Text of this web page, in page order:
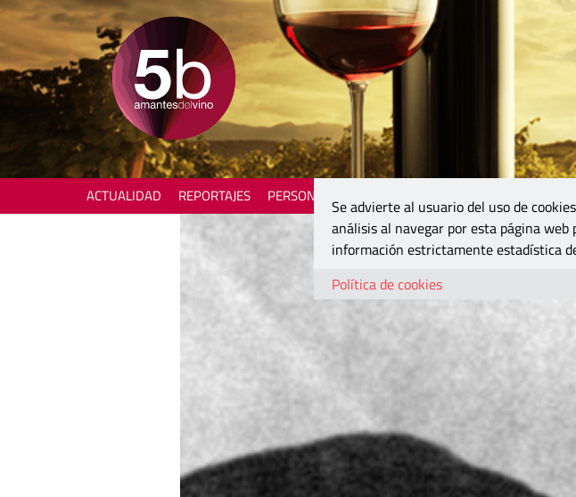
ACTUALIDAD REPORTAJES PERSONAJES
Se advierte al usuario del uso de
análisis al navegar por esta página
información estrictamente estadística
Política de cookies